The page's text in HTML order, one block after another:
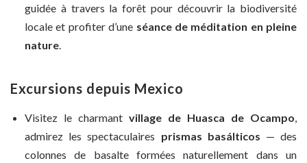
guidée à travers la forêt pour découvrir la biodiversité
locale et profiter d’une séance de méditation en pleine
nature
Excursions depuis Mexico
Visitez le charmant village de Huasca de Ocampo
admirez les spectaculaires prismas basálticos — des
colonnes de basalte formées naturellement dans un